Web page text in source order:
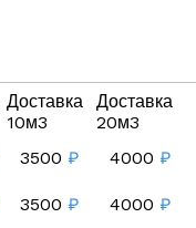
Доставка
10м3
Доставка
20м3
3500 ₽ 4000 ₽
3500 ₽ 4000 ₽